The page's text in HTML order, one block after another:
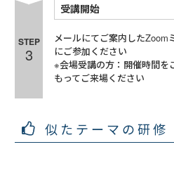
STEP
3
受講開始
メールにてご案内したZoom
にご参加ください
※会場受講の方：開催時間を
もってご来場ください
似たテーマの研修